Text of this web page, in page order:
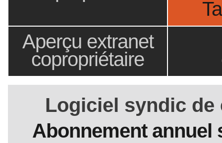
Aperçu extranet
copropriétaire
Logiciel syndic de
Abonnement annuel